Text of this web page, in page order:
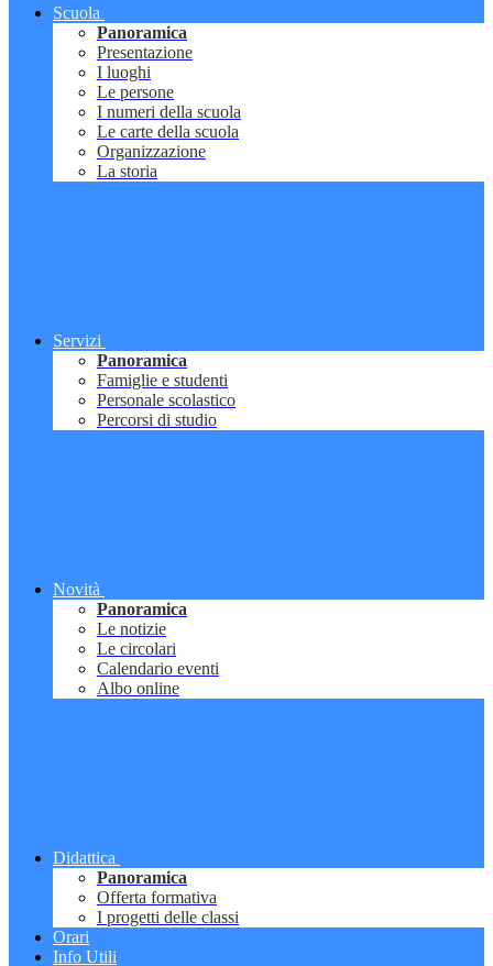
Scuola
Panoramica
Presentazione
I luoghi
Le persone
I numeri della scuola
Le carte della scuola
Organizzazione
La storia
Servizi
Panoramica
Famiglie e studenti
Personale scolastico
Percorsi di studio
Novità
Panoramica
Le notizie
Le circolari
Calendario eventi
Albo online
Didattica
Panoramica
Offerta formativa
I progetti delle classi
Orari
Info Utili